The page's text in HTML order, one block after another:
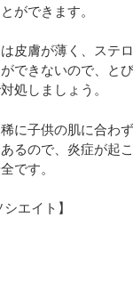
ができます。
皮膚が薄く、ステ
できないので、と
処しましょう。
に子供の肌に合わ
るので、炎症が起
です。
エイト】